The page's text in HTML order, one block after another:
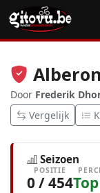
Door Frederik
Vergelijk
Seizoen
POSITIE
0 / 454